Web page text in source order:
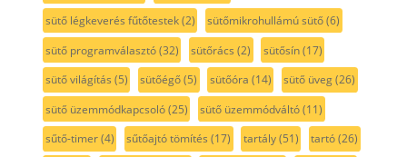
sütő légkeverés fűtőtestek(2) sütőmikrohullámú sütő(6)
sütő programválasztó(32) sütőrács (2) sütősín(17)
sütő világítás (5) sütőégő(5) sütőóra (14) sütő üveg(26)
sütő üzemmódkapcsoló(25) sütő üzemmódváltó(11)
sűtő-timer(4) sűtőajtó tömítés (17) tartály(51) tartó(26)